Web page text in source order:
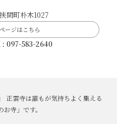
間町朴木1027
ージはこちら
097-583-2640
雲寺は誰もが気持ちよく集える
お寺」です。